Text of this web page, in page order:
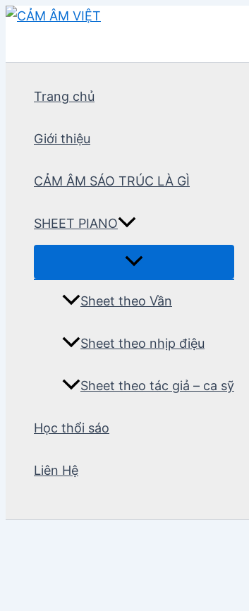
Nhảy
Trang chủ
Giới thiệu
CẢM ÂM SÁO TRÚC LÀ GÌ
SHEET PIANO
Sheet theo Vần
Sheet theo nhịp điệu
Sheet theo tác giả – ca sỹ
Học thổi sáo
Liên Hệ